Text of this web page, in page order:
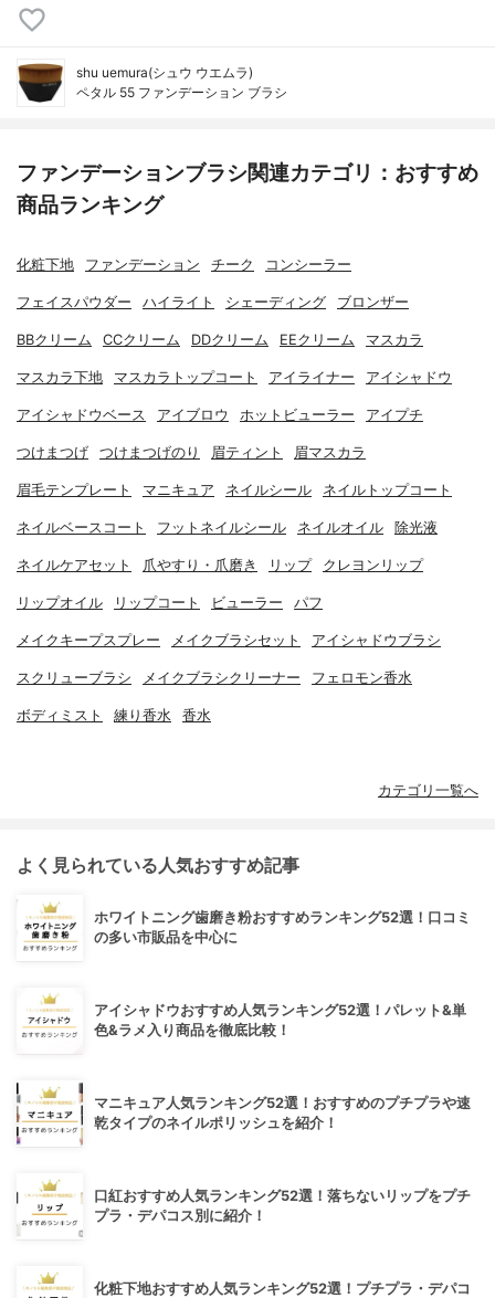
shu uemura(シュウ ウエムラ)
ペタル 55 ファンデーション ブラシ
ファンデーションブラシ関連カテゴリ：おすすめ
商品ランキング
化粧下地 ファンデーション チーク コンシーラー
フェイスパウダー ハイライト シェーディング ブロンザー
BBクリーム CCクリーム DDクリーム EEクリーム マスカラ
マスカラ下地 マスカラトップコート アイライナー アイシャドウ
アイシャドウベース アイブロウ ホットビューラー アイプチ
つけまつげ つけまつげのり 眉ティント 眉マスカラ
眉毛テンプレート マニキュア ネイルシール ネイルトップコート
ネイルベースコート フットネイルシール ネイルオイル 除光液
ネイルケアセット 爪やすり・爪磨き リップ クレヨンリップ
リップオイル リップコート ビューラー パフ
メイクキープスプレー メイクブラシセット アイシャドウブラシ
スクリューブラシ メイクブラシクリーナー フェロモン香水
ボディミスト 練り香水 香水
カテゴリ一覧へ
よく見られている人気おすすめ記事
ホワイトニング歯磨き粉おすすめランキング52選！口コミ
の多い市販品を中心に
アイシャドウおすすめ人気ランキング52選！パレット&単
色&ラメ入り商品を徹底比較！
マニキュア人気ランキング52選！おすすめのプチプラや速
乾タイプのネイルポリッシュを紹介！
口紅おすすめ人気ランキング52選！落ちないリップをプチ
プラ・デパコス別に紹介！
化粧下地おすすめ人気ランキング52選！プチプラ・デパコ